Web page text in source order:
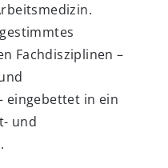
Fachdisziplinen –
eingebettet in ein
und